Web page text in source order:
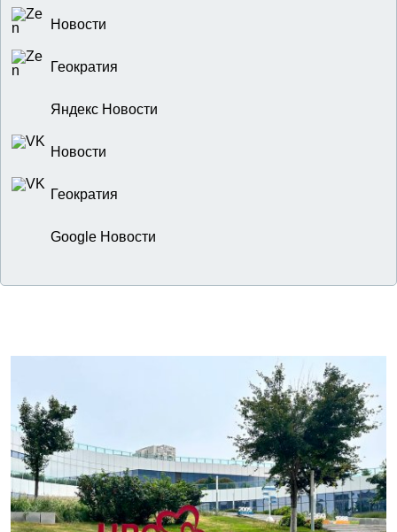
Новости
Геократия
Яндекс Новости
Новости
Геократия
Google Новости